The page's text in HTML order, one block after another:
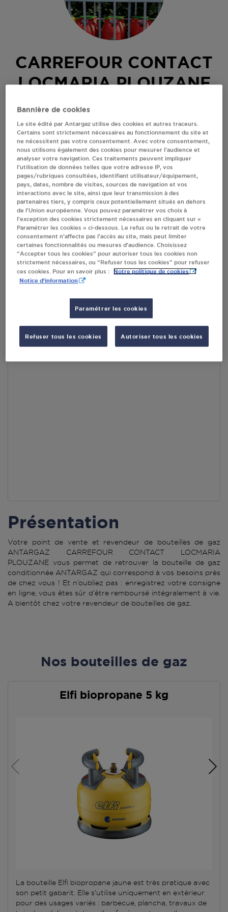
CARREFOUR CONTACT
LOCMARIA PLOUZANE
ROUTE DE PEN AR MENEZ
Revendeur de bouteilles de gaz
S'Y RENDRE
AFFICHER LE TÉLÉPHONE
RECEVOIR LES COORDONNÉES DU REVENDEUR
En cliquant sur « S’y rendre », j’autorise le traitement
d’informations (dont mon adresse IP) et leur transfert hors UE
par Google Maps afin d’afficher la carte.
En savoir plus
Accès
Présentation
Votre point de vente et revendeur de bouteilles de gaz
ANTARGAZ CARREFOUR CONTACT LOCMARIA
PLOUZANE vous permet de retrouver la bouteille de gaz
conditionnée ANTARGAZ qui correspond à vos besoins près
de chez vous ! Et n’oubliez pas : enregistrez votre consigne
en ligne, vous êtes sûr d’être remboursé intégralement à vie.
A bientôt chez votre revendeur de bouteilles de gaz.
Nos bouteilles de gaz
Elfi biopropane 5 kg
La bouteille Elfi biopropane jaune est très pratique avec
son petit gabarit. Elle s'utilise uniquement en extérieur
pour des usages variés : barbecue, plancha, travaux de
Bannière de cookies
Le site édité par Antargaz utilise des cookies et autres traceurs.
Certains sont strictement nécessaires au fonctionnement du site et
ne nécessitent pas votre consentement. Avec votre consentement,
nous utilisons également des cookies pour mesurer l’audience et
analyser votre navigation. Ces traitements peuvent impliquer
l’utilisation de données telles que votre adresse IP, vos
pages/rubriques consultées, identifiant utilisateur/équipement,
pays, dates, nombre de visites, sources de navigation et vos
interactions avec le site, ainsi que leur transmission à des
partenaires tiers, y compris ceux potentiellement situés en dehors
de l’Union européenne. Vous pouvez paramétrer vos choix à
l’exception des cookies strictement nécessaires en cliquant sur «
Paramétrer les cookies » ci-dessous. Le refus ou le retrait de votre
consentement n’affecte pas l’accès au site, mais peut limiter
certaines fonctionnalités ou mesures d’audience. Choisissez
“Accepter tous les cookies” pour autoriser tous les cookies non
strictement nécessaires, ou “Refuser tous les cookies” pour refuser
ces cookies. Pour en savoir plus :
Notre politique de cookies
Notice d'information
Paramétrer les cookies
Refuser tous les cookies Autoriser tous les cookies